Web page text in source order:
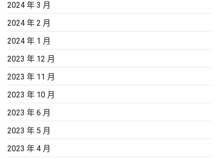
2024 年 3 月
2024 年 2 月
2024 年 1 月
2023 年 12 月
2023 年 11 月
2023 年 10 月
2023 年 6 月
2023 年 5 月
2023 年 4 月